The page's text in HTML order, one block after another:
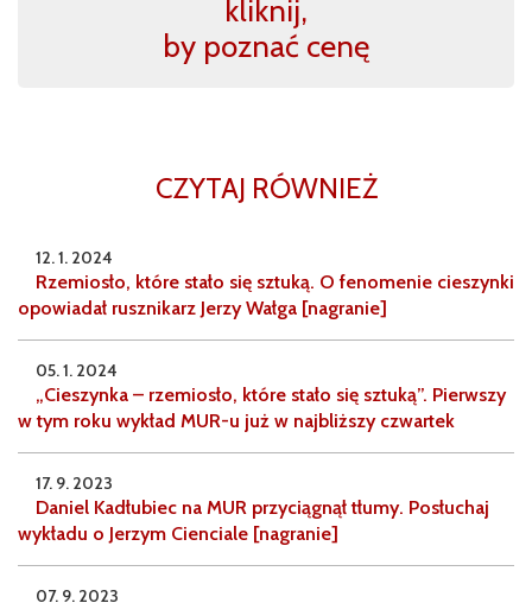
kliknij,
by poznać cenę
CZYTAJ RÓWNIEŻ
12. 1. 2024
Rzemiosło, które stało się sztuką. O fenomenie cieszynki
opowiadał rusznikarz Jerzy Wałga [nagranie]
05. 1. 2024
„Cieszynka – rzemiosło, które stało się sztuką”. Pierwszy
w tym roku wykład MUR-u już w najbliższy czwartek
17. 9. 2023
Daniel Kadłubiec na MUR przyciągnął tłumy. Posłuchaj
wykładu o Jerzym Cienciale [nagranie]
07. 9. 2023